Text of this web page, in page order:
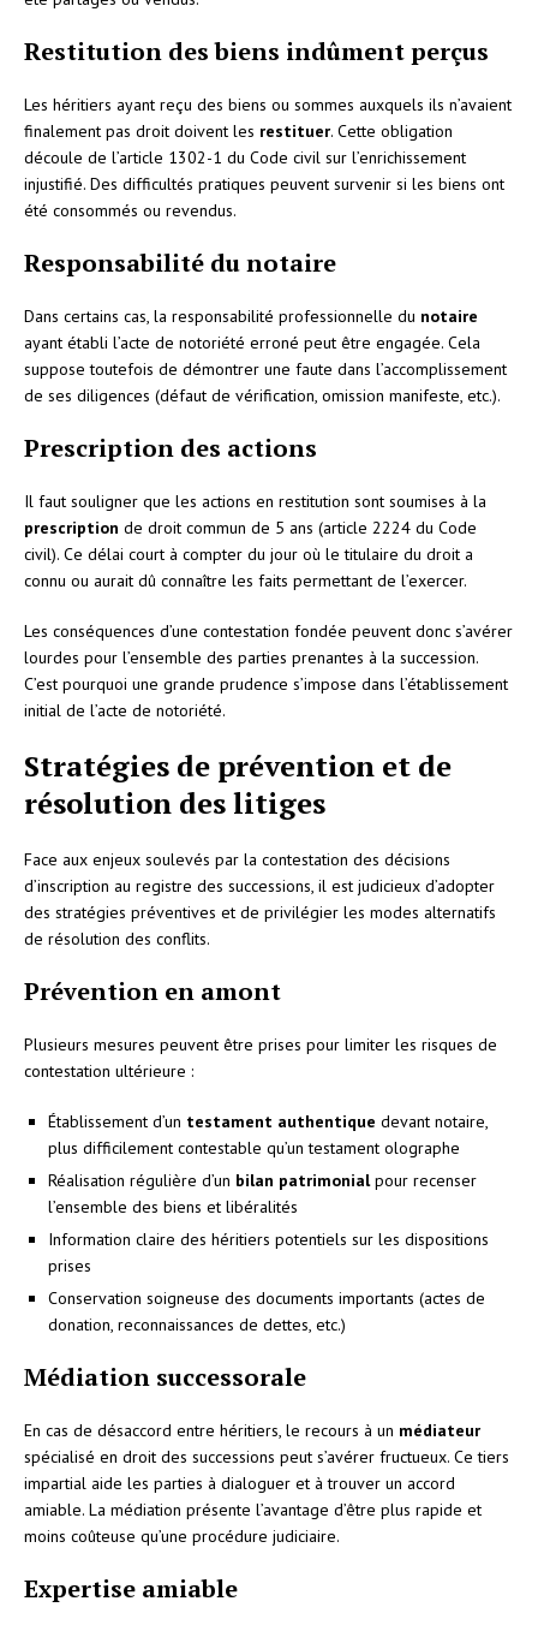
Restitution des biens indûment perçus
Les héritiers ayant reçu des biens ou sommes auxquels ils n’avaient
finalement pas droit doivent les restituer. Cette obligation
découle de l’article 1302-1 du Code civil sur l’enrichissement
injustifié. Des difficultés pratiques peuvent survenir si les biens ont
été consommés ou revendus.
Responsabilité du notaire
Dans certains cas, la responsabilité professionnelle du notaire
ayant établi l’acte de notoriété erroné peut être engagée. Cela
suppose toutefois de démontrer une faute dans l’accomplissement
de ses diligences (défaut de vérification, omission manifeste, etc.).
Prescription des actions
Il faut souligner que les actions en restitution sont soumises à la
prescription de droit commun de 5 ans (article 2224 du Code
civil). Ce délai court à compter du jour où le titulaire du droit a
connu ou aurait dû connaître les faits permettant de l’exercer.
Les conséquences d’une contestation fondée peuvent donc s’avérer
lourdes pour l’ensemble des parties prenantes à la succession.
C’est pourquoi une grande prudence s’impose dans l’établissement
initial de l’acte de notoriété.
Stratégies de prévention et de
résolution des litiges
Face aux enjeux soulevés par la contestation des décisions
d’inscription au registre des successions, il est judicieux d’adopter
des stratégies préventives et de privilégier les modes alternatifs
de résolution des conflits.
Prévention en amont
Plusieurs mesures peuvent être prises pour limiter les risques de
contestation ultérieure :
Établissement d’un testament authentique devant notaire,
plus difficilement contestable qu’un testament olographe
Réalisation régulière d’un bilan patrimonialpour recenser
l’ensemble des biens et libéralités
Information claire des héritiers potentiels sur les dispositions
prises
Conservation soigneuse des documents importants (actes de
donation, reconnaissances de dettes, etc.)
Médiation successorale
En cas de désaccord entre héritiers, le recours à un médiateur
spécialisé en droit des successions peut s’avérer fructueux. Ce tiers
impartial aide les parties à dialoguer et à trouver un accord
amiable. La médiation présente l’avantage d’être plus rapide et
moins coûteuse qu’une procédure judiciaire.
Expertise amiable